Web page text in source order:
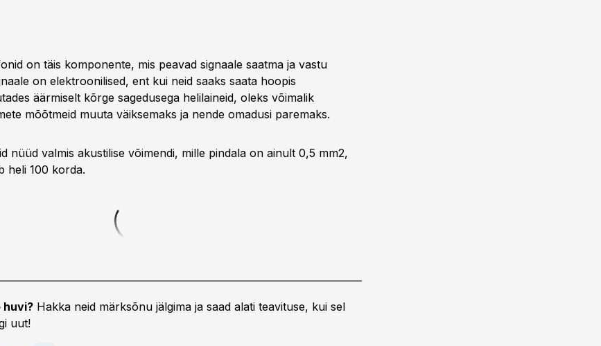
on täis komponente, mis peavad signaale saatma ja vastu
on elektroonilised, ent kui neid saaks saata hoopis
äärmiselt kõrge sagedusega helilaineid, oleks võimalik
mõõtmeid muuta väiksemaks ja nende omadusi paremaks.
nüüd valmis akustilise võimendi, mille pindala on ainult 0,5 mm2,
heli 100 korda.
huvi? Hakka neid märksõnu jälgima ja saad alati teavituse, kui sel
uut!